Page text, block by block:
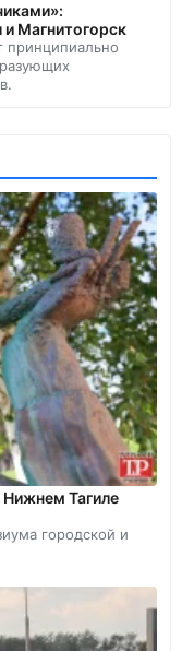
Магнитогорск
принципиально
Тагиле
городской и